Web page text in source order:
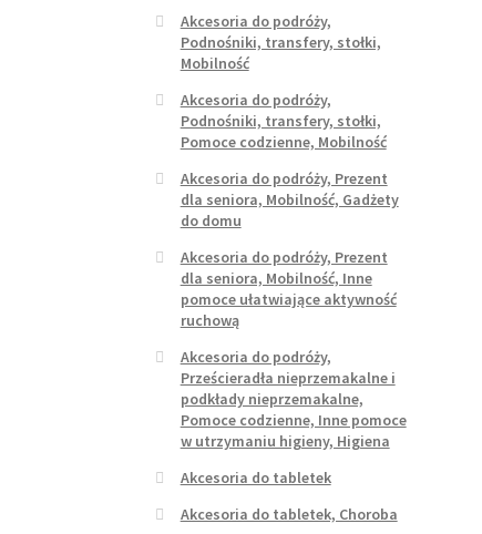
Akcesoria do podróży,
Podnośniki, transfery, stołki,
Mobilność
Akcesoria do podróży,
Podnośniki, transfery, stołki,
Pomoce codzienne, Mobilność
Akcesoria do podróży, Prezent
dla seniora, Mobilność, Gadżety
do domu
Akcesoria do podróży, Prezent
dla seniora, Mobilność, Inne
pomoce ułatwiające aktywność
ruchową
Akcesoria do podróży,
Prześcieradła nieprzemakalne i
podkłady nieprzemakalne,
Pomoce codzienne, Inne pomoce
w utrzymaniu higieny, Higiena
Akcesoria do tabletek
Akcesoria do tabletek, Choroba